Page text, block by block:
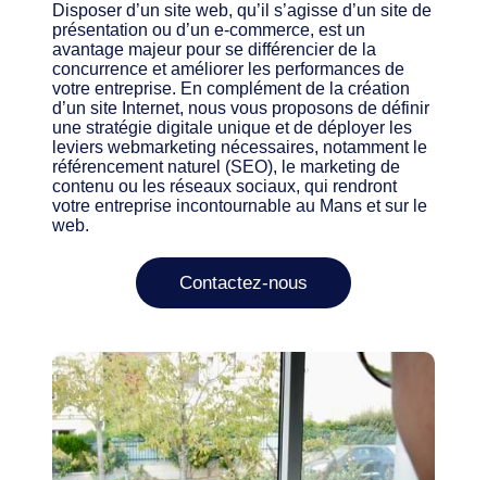
Disposer d’un site web, qu’il s’agisse d’un site de
présentation ou d’un e-commerce, est un
avantage majeur pour se différencier de la
concurrence et améliorer les performances de
votre entreprise. En complément de la création
d’un site Internet, nous vous proposons de définir
une stratégie digitale unique et de déployer les
leviers webmarketing nécessaires, notamment le
référencement naturel (SEO), le marketing de
contenu ou les réseaux sociaux, qui rendront
votre entreprise incontournable au Mans et sur le
web.
Contactez-nous